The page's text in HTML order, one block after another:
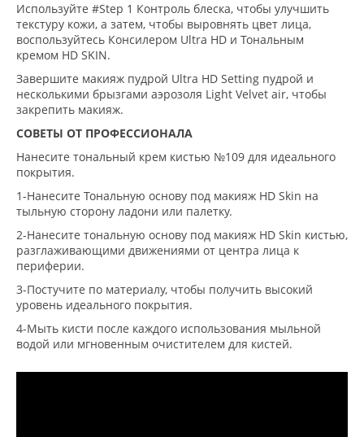
Используйте #Step 1 Контроль блеска, чтобы улучшить
текстуру кожи, а затем, чтобы выровнять цвет лица,
воспользуйтесь Консилером Ultra HD и Тональным
кремом HD SKIN.
Завершите макияж пудрой Ultra HD Setting пудрой и
несколькими брызгами аэрозоля Light Velvet air, чтобы
закрепить макияж.
СОВЕТЫ ОТ ПРОФЕССИОНАЛА
Нанесите тональный крем кистью №109 для идеального
покрытия.
1-Нанесите Тональную основу под макияж HD Skin на
тыльную сторону ладони или палетку.
2-Нанесите тональную основу под макияж HD Skin кистью,
разглаживающими движениями от центра лица к
периферии.
3-Постучите по материалу, чтобы получить высокий
уровень идеального покрытия.
4-Мыть кисти после каждого использования мыльной
водой или мгновенным очистителем для кистей.